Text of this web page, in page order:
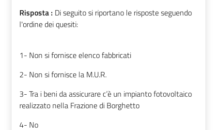
Risposta : Di seguito si riportano le risposte seguendo
l'ordine dei quesiti:
1- Non si fornisce elenco fabbricati
2- Non si fornisce la M.U.R.
3- Tra i beni da assicurare c’è un impianto fotovoltaico
realizzato nella Frazione di Borghetto
4- No